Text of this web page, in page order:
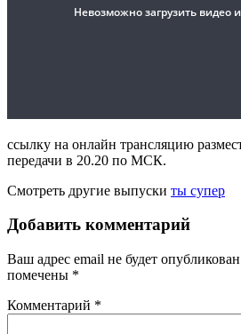
ссылку на онлайн трансляцию
передачи в 20.20 по МСК.
Смотреть другие выпуски ты супер
Добавить комментарий
Ваш адрес email не будет
помечены *
Комментарий *